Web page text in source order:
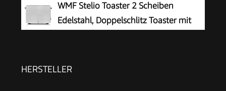
WMF Stelio Toaster 2 Scheiben
Edelstahl, Doppelschlitz Toaster mit
HERSTELLER